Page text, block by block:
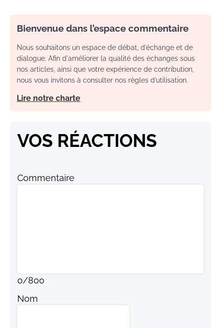
Bienvenue dans l’espace commentaire
Nous souhaitons un espace de débat, d’échange et de
dialogue. Afin d'améliorer la qualité des échanges sous
nos articles, ainsi que votre expérience de contribution,
nous vous invitons à consulter nos règles d’utilisation.
Lire notre charte
VOS RÉACTIONS
Commentaire
0/800
Nom